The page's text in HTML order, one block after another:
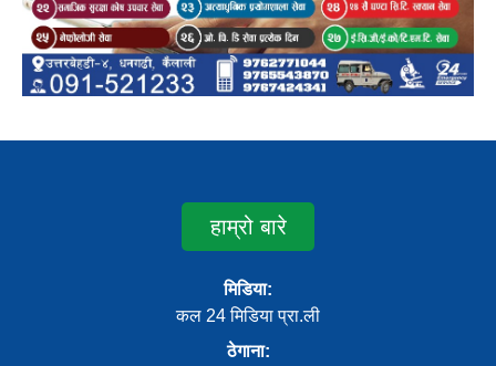
हाम्रो बारे
मिडिया:
कल 24 मिडिया प्रा.ली
ठेगाना: